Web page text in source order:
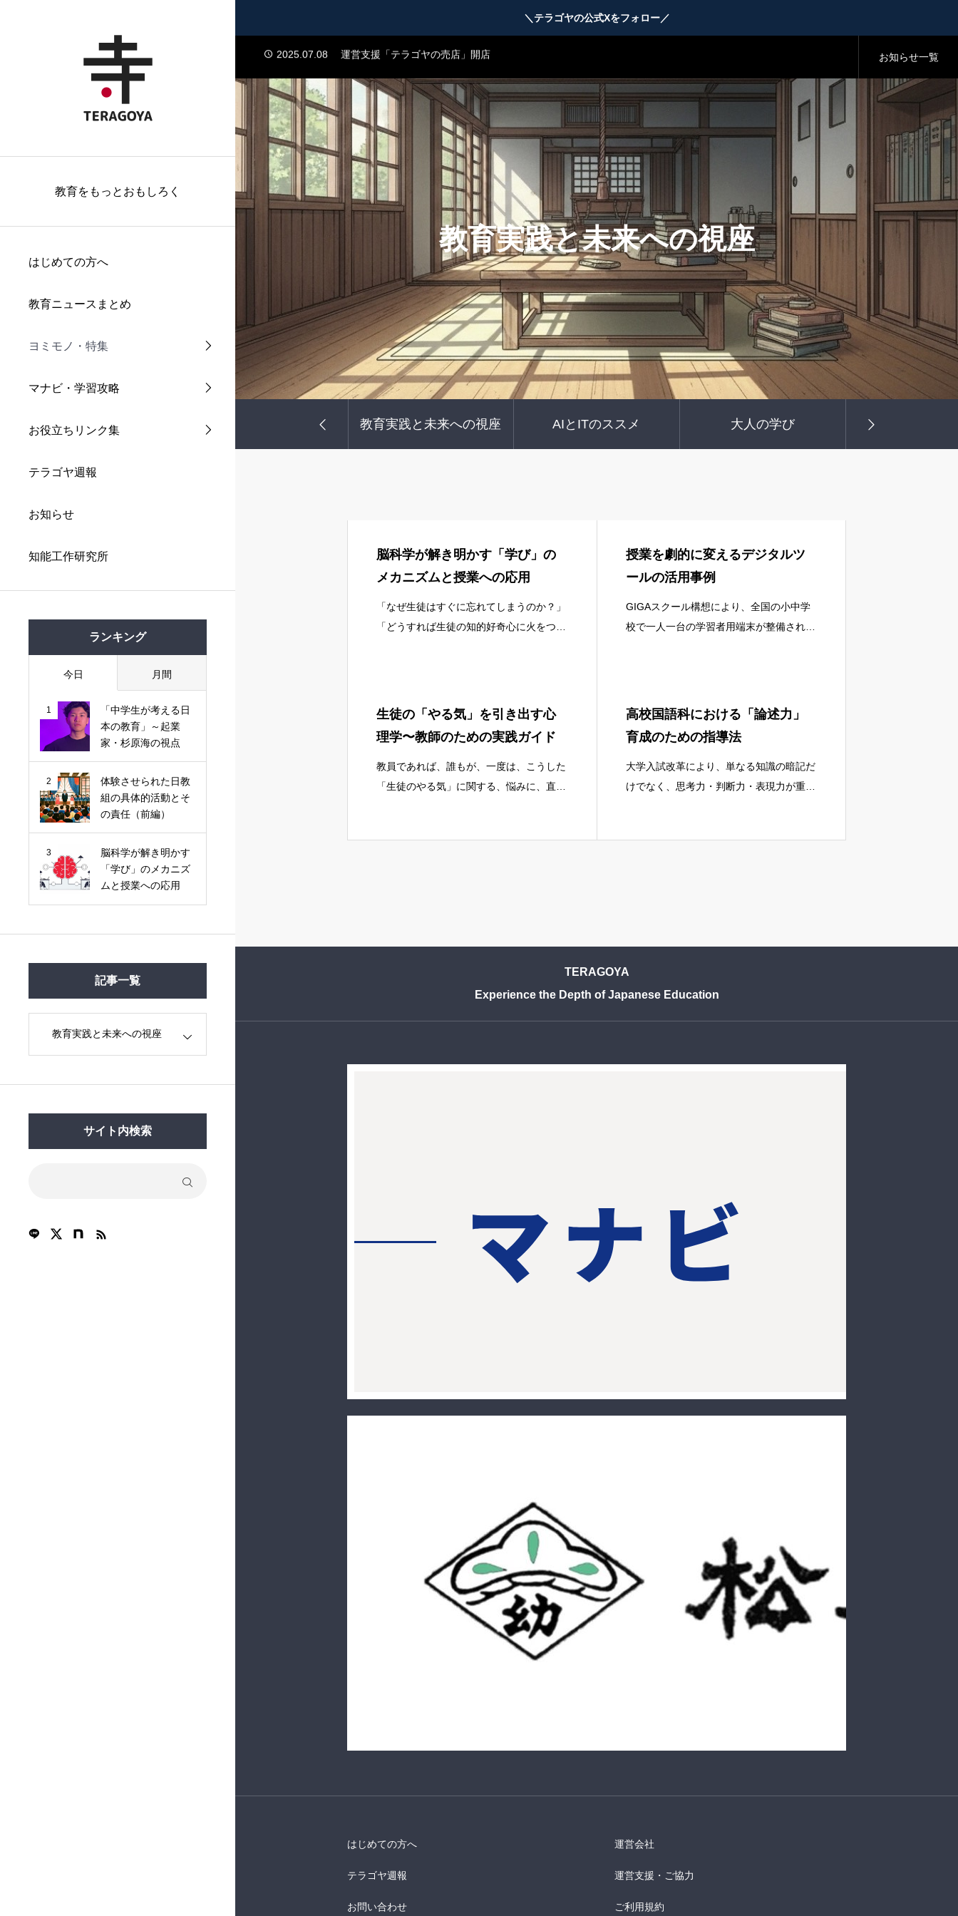
＼テラゴヤの公式Xをフォロー／
教育をもっとおもしろく
はじめての方へ
教育ニュースまとめ
ヨミモノ・特集
マナビ・学習攻略
お役立ちリンク集
テラゴヤ週報
お知らせ
知能工作研究所
ランキング
今日 月間
1
「中学生が考える日
本の教育」～起業
家・杉原海の視点
2
体験させられた日教
組の具体的活動とそ
の責任（前編）
3
脳科学が解き明かす
「学び」のメカニズ
ムと授業への応用
記事一覧
サイト内検索
2025.07.08
運営支援「テラゴヤの売店」開店
2025.07.05
TERAGOYAのブランドガイドライン
2025.07.04
テラゴヤ正式公開のお知らせ
2024.01.23
テラゴヤβ版公開のお知らせ
2025.07.08
運営支援「テラゴヤの売店」開店
2025.07.05
TERAGOYAのブランドガイドライン
お知らせ一覧
教育実践と未来への視座
教師の学び 教育実践と未来への視座 AIとITのススメ 大人の学び
脳科学が解き明かす「学び」の
メカニズムと授業への応用
「なぜ生徒はすぐに忘れてしまうのか？」
「どうすれば生徒の知的好奇心に火をつけ
わけではあ
授業を劇的に変えるデジタルツ
ールの活用事例
GIGAスクール構想により、全国の小中学
校で一人一台の学習者用端末が整備され、
ない」
生徒の「やる気」を引き出す心
理学〜教師のための実践ガイド
教員であれば、誰もが、一度は、こうした
「生徒のやる気」に関する、悩みに、直面
高校国語科における「論述力」
育成のための指導法
大学入試改革により、単なる知識の暗記だ
けでなく、思考力・判断力・表現力が重視
TERAGOYA
Experience the Depth of Japanese Education
はじめての方へ
テラゴヤ週報
お問い合わせ
運営会社
運営支援・ご協力
ご利用規約